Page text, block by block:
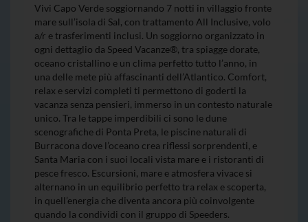
Vivi Capo Verde soggiornando 7 notti in villaggio fronte
mare sull’isola di Sal, con trattamento All Inclusive, volo
a/r e trasferimenti inclusi. Un soggiorno organizzato in
ogni dettaglio da Speed Vacanze®, tra spiagge dorate,
oceano cristallino e un clima perfetto tutto l’anno, in
una delle mete più affascinanti dell’Atlantico. Comfort,
relax e servizi completi ti permettono di goderti la
vacanza senza pensieri, immerso in un contesto naturale
unico. Tra le tappe imperdibili ci sono le dune
scenografiche di Ponta Preta, le piscine naturali di
Burracona dove l’oceano crea riflessi sorprendenti, e
Santa Maria con i suoi locali vista mare e i ristoranti di
pesce fresco. Escursioni, mare e atmosfera vivace si
alternano in un equilibrio perfetto tra relax e scoperta,
in quell’energia che diventa ancora più coinvolgente
quando la condividi con il gruppo di Speeders.